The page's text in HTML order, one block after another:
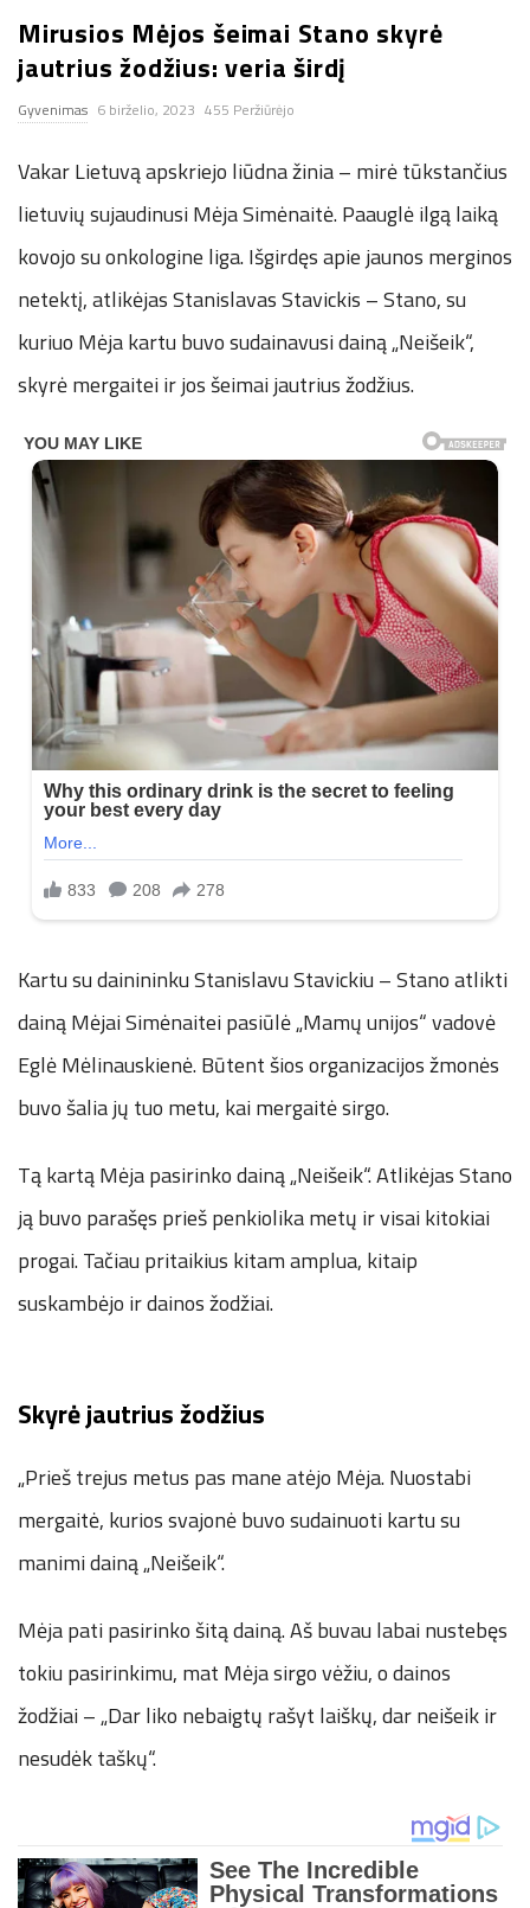
n
.
n
e
t
Mirusios Mėjos šeimai Stano skyrė
jautrius žodžius: veria širdį
Gyvenimas 6 birželio, 2023 455 Peržiūrėjo
Vakar Lietuvą apskriejo liūdna žinia – mirė tūkstančius
lietuvių sujaudinusi Mėja Simėnaitė. Paauglė ilgą laiką
kovojo su onkologine liga. Išgirdęs apie jaunos merginos
netektį, atlikėjas Stanislavas Stavickis – Stano, su
kuriuo Mėja kartu buvo sudainavusi dainą „Neišeik“,
skyrė mergaitei ir jos šeimai jautrius žodžius.
Kartu su dainininku Stanislavu Stavickiu – Stano atlikti
dainą Mėjai Simėnaitei pasiūlė „Mamų unijos“ vadovė
Eglė Mėlinauskienė. Būtent šios organizacijos žmonės
buvo šalia jų tuo metu, kai mergaitė sirgo.
Tą kartą Mėja pasirinko dainą „Neišeik“. Atlikėjas Stano
ją buvo parašęs prieš penkiolika metų ir visai kitokiai
progai. Tačiau pritaikius kitam amplua, kitaip
suskambėjo ir dainos žodžiai.
Skyrė jautrius žodžius
„Prieš trejus metus pas mane atėjo Mėja. Nuostabi
mergaitė, kurios svajonė buvo sudainuoti kartu su
manimi dainą „Neišeik“.
Mėja pati pasirinko šitą dainą. Aš buvau labai nustebęs
tokiu pasirinkimu, mat Mėja sirgo vėžiu, o dainos
žodžiai – „Dar liko nebaigtų rašyt laiškų, dar neišeik ir
nesudėk taškų“.